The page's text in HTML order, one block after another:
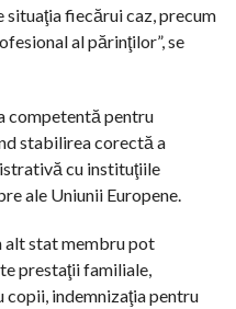
fiecărui caz, precum
al părinţilor”, se
competentă pentru
stabilirea corectă a
cu instituţiile
ale Uniunii Europene.
alt stat membru pot
prestaţii familiale,
indemnizaţia pentru